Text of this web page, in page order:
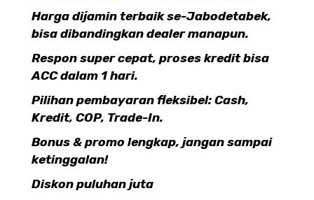
Harga dijamin terbaik se-Jabodetabek,
bisa dibandingkan dealer manapun.
Respon super cepat, proses kredit bisa
ACC dalam 1 hari.
Pilihan pembayaran fleksibel: Cash,
Kredit, COP, Trade-In.
Bonus & promo lengkap, jangan sampai
ketinggalan!
Diskon puluhan juta